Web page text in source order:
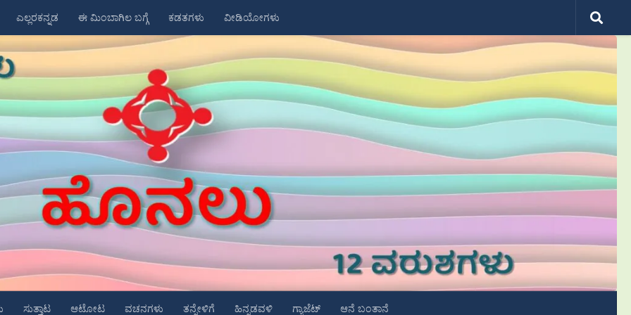
ಎಲ್ಲರಕನ್ನಡ ಈ ಮಿಂಬಾಗಿಲ ಬಗ್ಗೆ ಕಡತಗಳು ವೀಡಿಯೋಗಳು
ಸುತ್ತಾಟ ಆಟೋಟ ವಚನಗಳು ತನ್ನೇಳಿಗೆ ಹಿನ್ನಡವಳಿ ಗ್ಯಾಜೆಟ್ ಆನೆ ಬಂತಾನೆ